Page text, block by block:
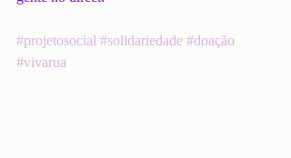
#projetosocial #solidariedade #doação
#vivarua